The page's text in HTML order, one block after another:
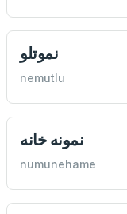
نموتلو
nemutlu
نمونه خانه
numunehame